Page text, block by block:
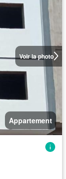
Voir la photo
Appartement